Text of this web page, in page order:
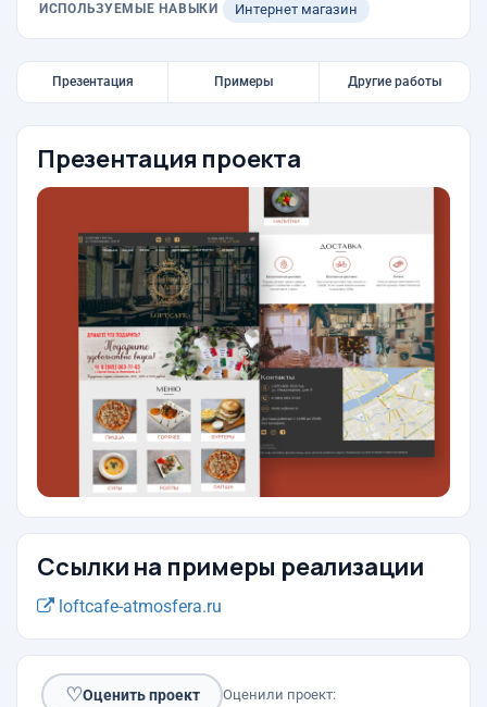
ИСПОЛЬЗУЕМЫЕ НАВЫКИ Интернет магазин
Презентация Примеры Другие работы
Презентация проекта
Ссылки на примеры реализации
loftcafe-atmosfera.ru
♡Оценить проект Оценили проект: